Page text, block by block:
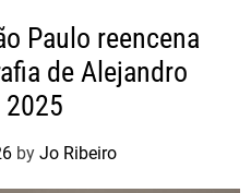
Paulo reencena
de Alejandro
by Jo Ribeiro